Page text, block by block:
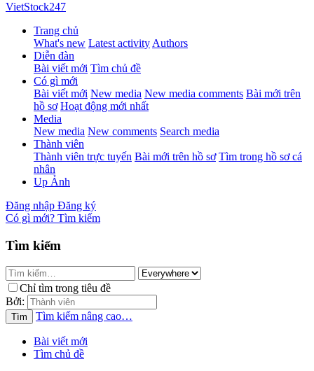
VietStock247
Trang chủ
What's new Latest activity Authors
Diễn đàn
Bài viết mới Tìm chủ đề
Có gì mới
Bài viết mới New media New media comments Bài mới trên
hồ sơ Hoạt động mới nhất
Media
New media New comments Search media
Thành viên
Thành viên trực tuyến Bài mới trên hồ sơ Tìm trong hồ sơ cá
nhân
Up Ảnh
Đăng nhập Đăng ký
Có gì mới? Tìm kiếm
Tìm kiếm
Chỉ tìm trong tiêu đề
Bởi:
Tìm Tìm kiếm nâng cao…
Bài viết mới
Tìm chủ đề